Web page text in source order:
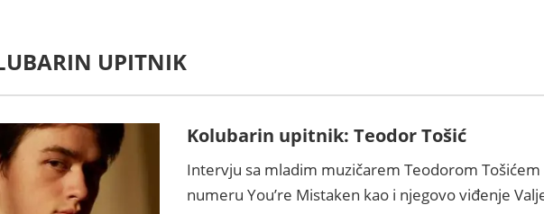
UPITNIK
Kolubarin upitnik: Teodor Tošić
Intervju sa mladim muzičarem Teodorom
numeru You’re Mistaken kao i njegovo viđenje